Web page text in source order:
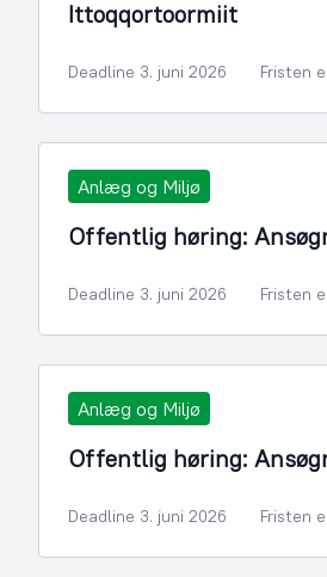
Ittoqqortoormiit
Deadline 3. juni 2026 Fristen
Anlæg og Miljø
Offentlig høring:
Deadline 3. juni 2026 Fristen
Anlæg og Miljø
Offentlig høring:
Deadline 3. juni 2026 Fristen